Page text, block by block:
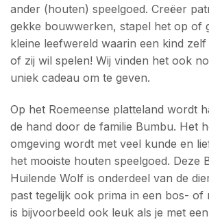
ander (houten) speelgoed. Creëer
gekke bouwwerken, stapel het op of
kleine leefwereld waarin een kind
of zij wil spelen! Wij vinden het ook
uniek cadeau om te geven.
Op het Roemeense platteland wordt
de hand door de familie Bumbu. Het
omgeving wordt met veel kunde en
het mooiste houten speelgoed. Deze
Huilende Wolf is onderdeel van de
past tegelijk ook prima in een bos- of
is bijvoorbeeld ook leuk als je met